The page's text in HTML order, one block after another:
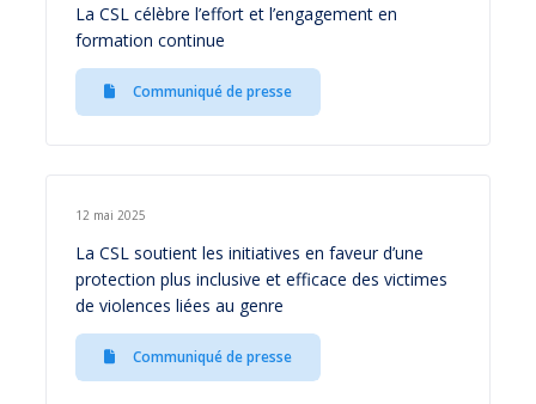
La CSL célèbre l’effort et l’engagement en
formation continue
Communiqué de presse
12 mai 2025
La CSL soutient les initiatives en faveur d’une
protection plus inclusive et efficace des victimes
de violences liées au genre
Communiqué de presse